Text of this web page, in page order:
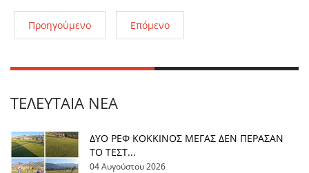
Προηγούμενο Επόμενο
ΤΕΛΕΥΤΑΊΑ ΝΈΑ
ΔΥΟ ΡΕΦ ΚΟΚΚΙΝΟΣ ΜΕΓΑΣ ΔΕΝ ΠΕΡΑΣΑΝ
ΤΟ ΤΕΣΤ...
04 Αυγούστου 2026